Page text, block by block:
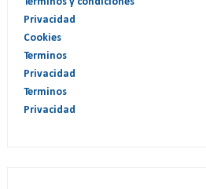
Privacidad
Cookies
Terminos
Privacidad
Terminos
Privacidad